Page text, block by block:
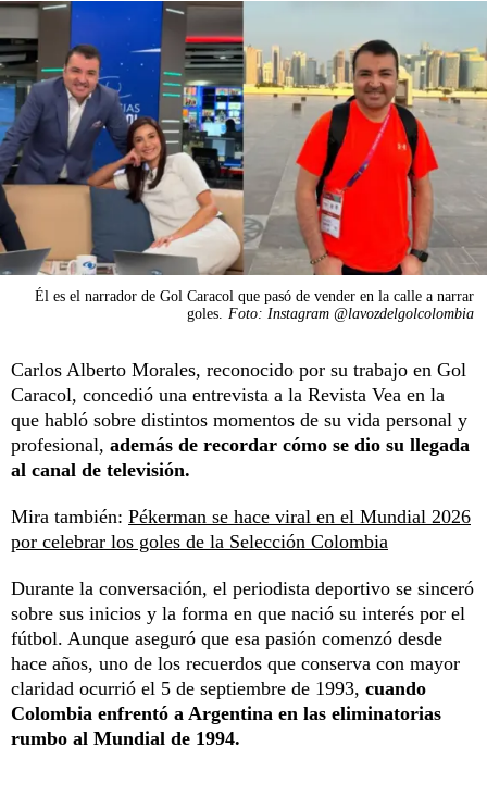
Él es el narrador de Gol Caracol que pasó de vender en la calle a narrar
goles.
Foto: Instagram @lavozdelgolcolombia
Carlos Alberto Morales, reconocido por su trabajo en Gol
Caracol, concedió una entrevista a la Revista Vea en la
que habló sobre distintos momentos de su vida personal y
profesional, además de recordar cómo se dio su llegada
al canal de televisión.
Mira también: Pékerman se hace viral en el Mundial 2026
por celebrar los goles de la Selección Colombia
Durante la conversación, el periodista deportivo se sinceró
sobre sus inicios y la forma en que nació su interés por el
fútbol. Aunque aseguró que esa pasión comenzó desde
hace años, uno de los recuerdos que conserva con mayor
claridad ocurrió el 5 de septiembre de 1993, cuando
Colombia enfrentó a Argentina en las eliminatorias
rumbo al Mundial de 1994.